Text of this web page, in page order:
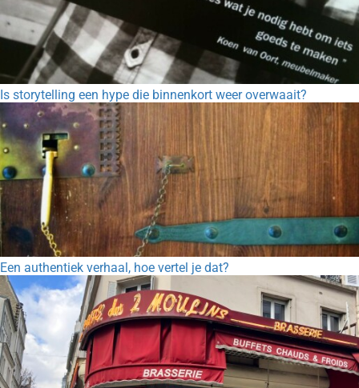
Is storytelling een hype die binnenkort weer overwaait?
Een authentiek verhaal, hoe vertel je dat?